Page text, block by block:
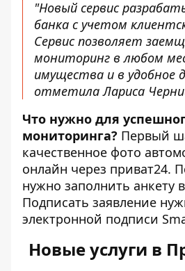
"Новый сервис
банка с учетом
Сервис позволяет
мониторинг в любом
имущества и в удобное
отметила Лариса
Что нужно для
мониторинга? Первый
качественное фото
онлайн через приват24.
нужно заполнить анкету
Подписать заявление
электронной подписи
Новые услуги в